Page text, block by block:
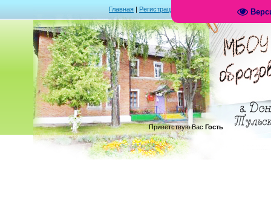
Главная | Регистрация
.
Приветствую Вас Гость